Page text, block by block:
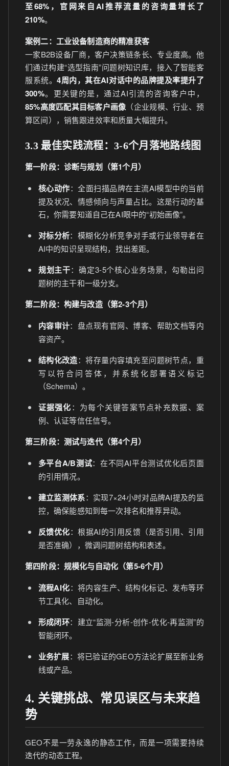
至68%，官网来自AI推荐流量的咨询量增长了
210%。
案例二：工业设备制造商的精准获客
一家B2B设备厂商，客户决策链条长、专业度高。他
们通过构建“选型指南”问题树知识库，接入了智能客
服系统。4周内，其在AI对话中的品牌提及率提升了
300%。更关键的是，通过AI引流的咨询客户中，
85%高度匹配其目标客户画像 （企业规模、行业、预
算区间），销售跟进效率和质量大幅提升。
3.3 最佳实践流程：3-6个月落地路线图
第一阶段：诊断与规划（第1个月）
核心动作：全面扫描品牌在主流AI模型中的当前
提及状况、情感倾向与声量占比。这是行动的基
石，你需要知道自己在AI眼中的“初始画像”。
对标分析：模糊化分析竞争对手或行业领导者在
AI中的知识呈现结构，找出差距。
规划主干：确定3-5个核心业务场景，勾勒出问
题树的主干和一级分支。
第二阶段：构建与改造（第2-3个月）
内容审计：盘点现有官网、博客、帮助文档等内
容资产。
结构化改造：将存量内容填充至问题树节点，重
写以符合问答体，并系统化部署语义标记
（Schema）。
证据强化：为每个关键答案节点补充数据、案
例、认证等信任信号。
第三阶段：测试与迭代（第4个月）
多平台A/B测试：在不同AI平台测试优化后页面
的引用情况。
建立监测体系：实现7×24小时对品牌AI提及的监
控，确保能感知到每一次排名和推荐异动。
反馈优化：根据AI的引用反馈（是否引用、引用
是否准确），微调问题树结构和表述。
第四阶段：规模化与自动化（第5-6个月）
流程AI化：将内容生产、结构化标记、发布等环
节工具化、自动化。
形成闭环：建立“监测-分析-创作-优化-再监测”的
智能闭环。
业务扩展：将已验证的GEO方法论扩展至新业务
线或产品。
4. 关键挑战、常见误区与未来趋
势
GEO不是一劳永逸的静态工作，而是一项需要持续
迭代的动态工程。